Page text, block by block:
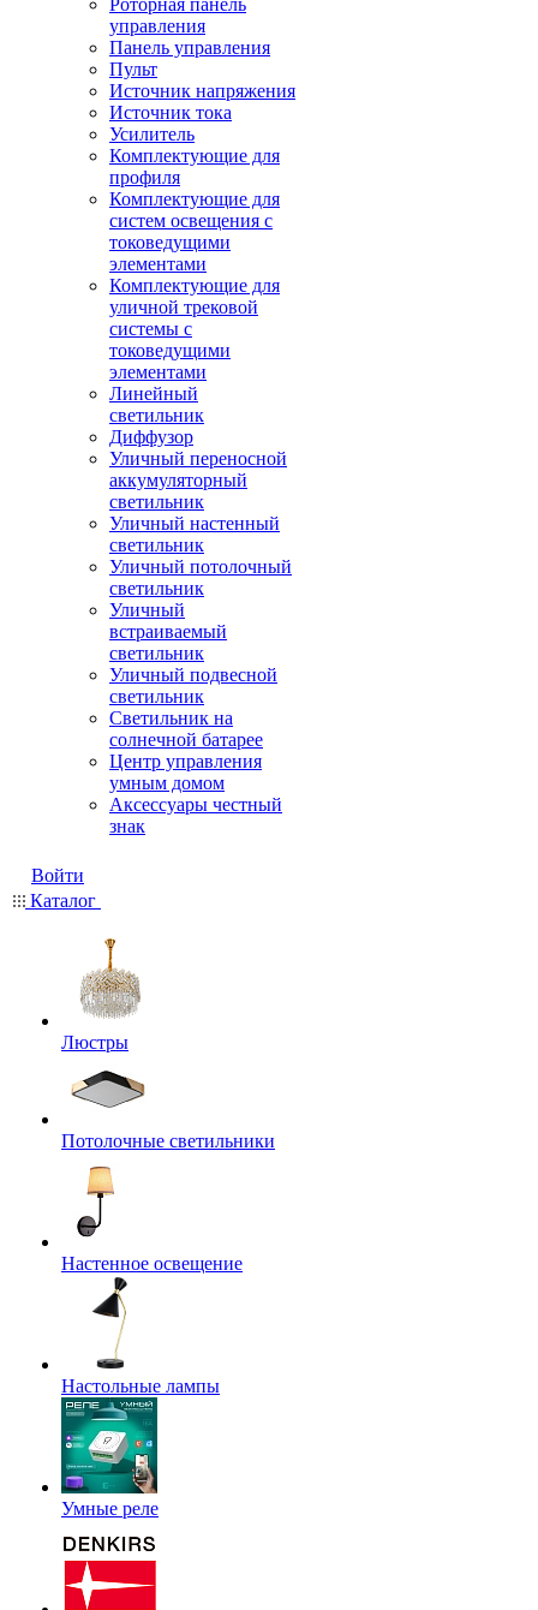
Роторная панель
управления
Панель управления
Пульт
Источник напряжения
Источник тока
Усилитель
Комплектующие для
профиля
Комплектующие для
систем освещения с
токоведущими
элементами
Комплектующие для
уличной трековой
системы с
токоведущими
элементами
Линейный
светильник
Диффузор
Уличный переносной
аккумуляторный
светильник
Уличный настенный
светильник
Уличный потолочный
светильник
Уличный
встраиваемый
светильник
Уличный подвесной
светильник
Светильник на
солнечной батарее
Центр управления
умным домом
Аксессуары честный
знак
Войти
Каталог
Люстры
Потолочные светильники
Настенное освещение
Настольные лампы
Умные реле